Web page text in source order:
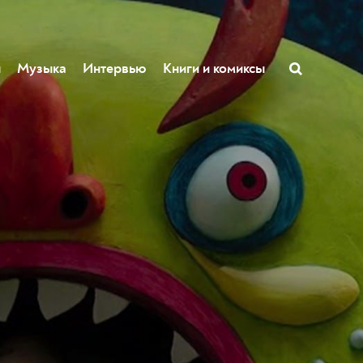
Музыка Интервью Книги и комиксы